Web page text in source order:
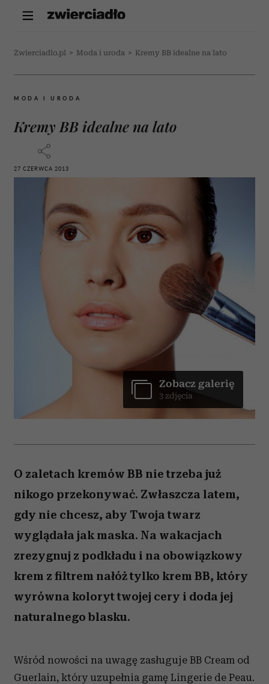
Zwierciadlo.pl > Moda i uroda > Kremy BB idealne na lato
MODA I URODA
Kremy BB idealne na lato
27 CZERWCA 2013
Zobacz galerię
3 zdjęcia
O zaletach kremów BB nie trzeba już
nikogo przekonywać. Zwłaszcza latem,
gdy nie chcesz, aby Twoja twarz
wyglądała jak maska. Na wakacjach
zrezygnuj z podkładu i na obowiązkowy
krem z filtrem nałóż tylko krem BB, który
wyrówna koloryt twojej cery i doda jej
naturalnego blasku.
Wśród nowości na uwagę zasługuje BB Cream od
Guerlain, który uzupełnia gamę Lingerie de Peau.